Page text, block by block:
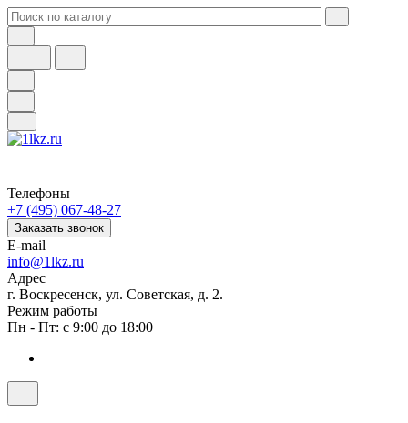
Телефоны
+7 (495) 067-48-27
Заказать звонок
E-mail
info@1lkz.ru
Адрес
г. Воскресенск, ул. Советская, д. 2.
Режим работы
Пн - Пт: с 9:00 до 18:00